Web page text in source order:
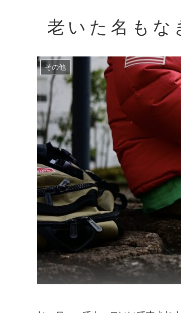
老いた名もな
その他